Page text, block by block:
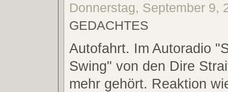
Donnerstag, September 9,
GEDACHTES
Autofahrt. Im Autoradio
Swing" von den Dire
mehr gehört. Reaktion